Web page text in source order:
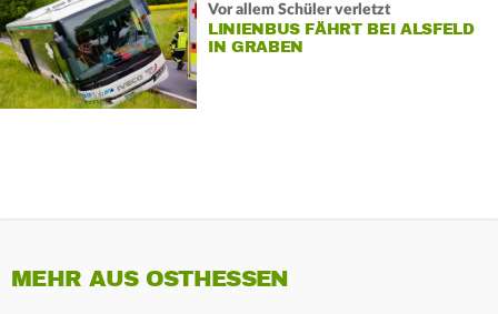
Vor allem Schüler verletzt
LINIENBUS FÄHRT BEI ALSFELD
IN GRABEN
MEHR AUS OSTHESSEN